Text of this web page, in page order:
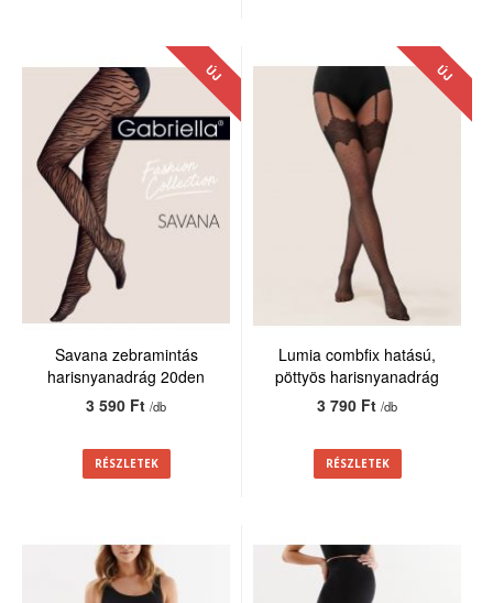
ÚJ
Savana zebramintás
harisnyanadrág 20den
3 590 Ft/db
RÉSZLETEK
ÚJ
Lumia combfix hatású,
pöttyös harisnyanadrág
20den
3 790 Ft/db
RÉSZLETEK